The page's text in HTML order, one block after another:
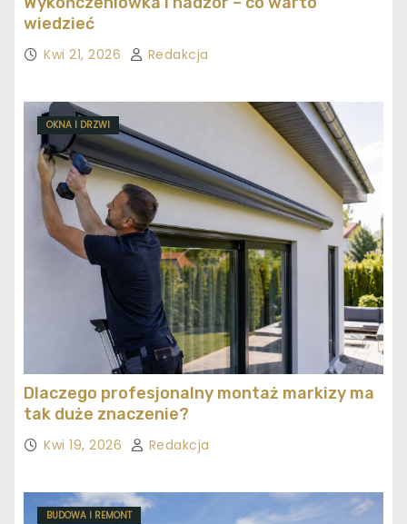
wiedzieć
Kwi 21, 2026 Redakcja
OKNA I DRZWI
Dlaczego profesjonalny montaż markizy ma
tak duże znaczenie?
Kwi 19, 2026 Redakcja
BUDOWA I REMONT